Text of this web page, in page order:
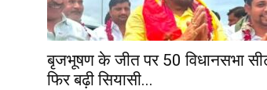
बृजभूषण के जीत पर 50 विधानसभा
फिर बढ़ी सियासी...